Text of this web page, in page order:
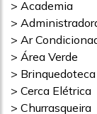
> Academia
>
> Ar
> Área Verde
> Brinquedoteca
> Cerca Elétrica
> Churrasqueira